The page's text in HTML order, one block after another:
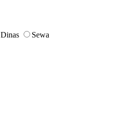
Dinas
Sewa